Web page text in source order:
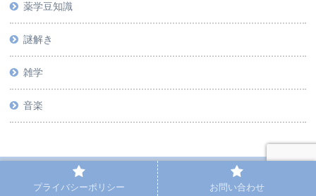
薬学豆知識
謎解き
雑学
音楽
PAGE TOP
プライバシーポリシー お問い合わせ